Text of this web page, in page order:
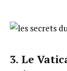
3. Le